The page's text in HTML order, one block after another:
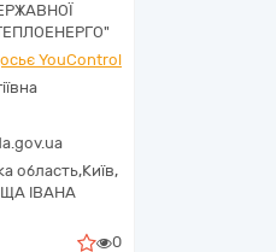
YouControl
область,Київ,
ІВАНА
0